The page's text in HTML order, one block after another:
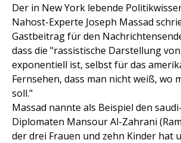
Der in New York lebende
Nahost-Experte Joseph Massad
Gastbeitrag für den
dass die "rassistische Darstellung
exponentiell ist, selbst für das
Fernsehen, dass man nicht weiß, wo
soll."
Massad nannte als Beispiel den
Diplomaten Mansour Al-Zahrani
der drei Frauen und zehn Kinder hat